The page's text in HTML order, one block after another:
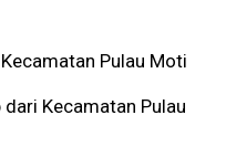
Pulau Moti
Kecamatan Pulau